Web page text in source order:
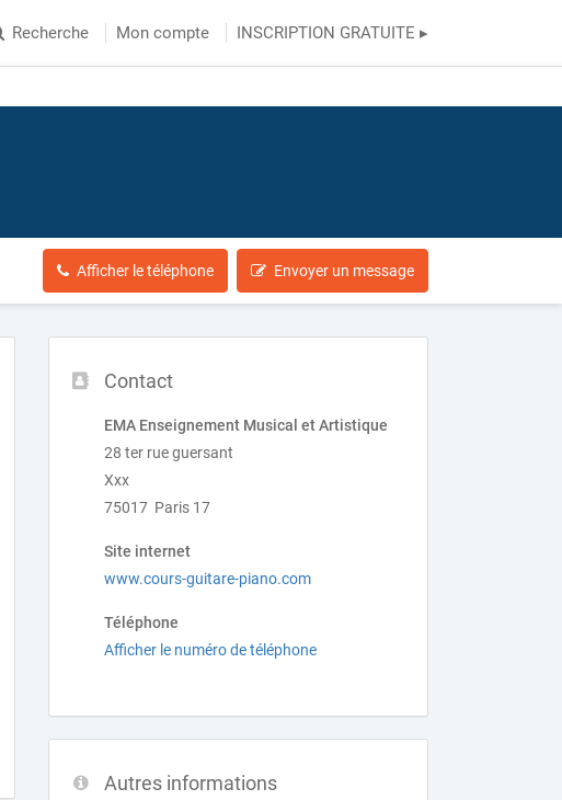
Recherche Mon compte INSCRIPTION GRATUITE ▸
Afficher le téléphone Envoyer un message
Contact
EMA Enseignement Musical et Artistique
28 ter rue guersant
Xxx
75017 Paris 17
Site internet
www.cours-guitare-piano.com
Téléphone
Afficher le numéro de téléphone
Autres informations